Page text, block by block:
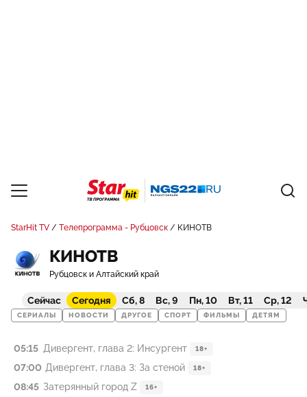
StarHit TV Телепрограмма - Рубцовск КИНОТВ
КИНОТВ
Рубцовск и Алтайский край
Сейчас Сегодня Сб, 8 Вс, 9 Пн, 10 Вт, 11 Ср, 12
СЕРИАЛЫ НОВОСТИ ДРУГОЕ СПОРТ ФИЛЬМЫ ДЕТЯМ
05:15 Дивергент, глава 2: Инсургент 18+
07:00 Дивергент, глава 3: За стеной 18+
08:45 Затерянный город Z 16+